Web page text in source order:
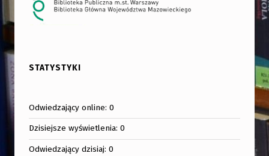
STATYSTYKI
Odwiedzający online:0
Dzisiejsze wyświetlenia:0
Odwiedzający dzisiaj:0